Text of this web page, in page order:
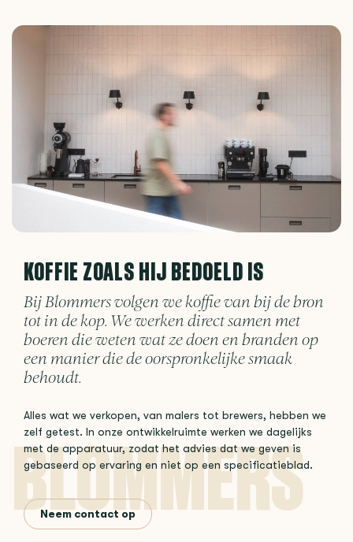
KOFFIE ZOALS HIJ BEDOELD IS
Bij Blommers volgen we koffie van bij de bron
tot in de kop. We werken direct samen met
boeren die weten wat ze doen en branden op
een manier die de oorspronkelijke smaak
behoudt.
Alles wat we verkopen, van malers tot brewers, hebben we
zelf getest. In onze ontwikkelruimte werken we dagelijks
met de apparatuur, zodat het advies dat we geven is
gebaseerd op ervaring en niet op een specificatieblad.
Neem contact op